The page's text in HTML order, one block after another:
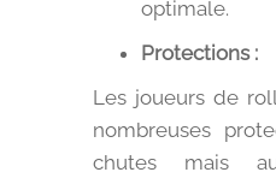
optimale.
Protections :
Les joueurs de
nombreuses
chutes mais